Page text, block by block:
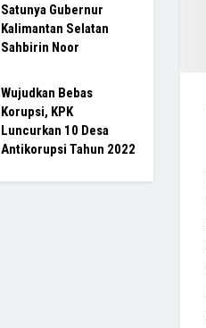
Satunya Gubernur
Kalimantan Selatan
Sahbirin Noor
Wujudkan Bebas
Korupsi, KPK
Luncurkan 10 Desa
Antikorupsi Tahun 2022